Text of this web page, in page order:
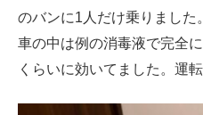
のバンに1人だけ乗りました。
車の中は例の消毒液で完全
くらいに効いてました。運